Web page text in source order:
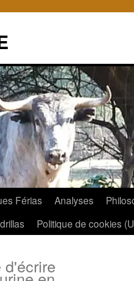
Férias Analyses
Politique de cookies
d'écrire